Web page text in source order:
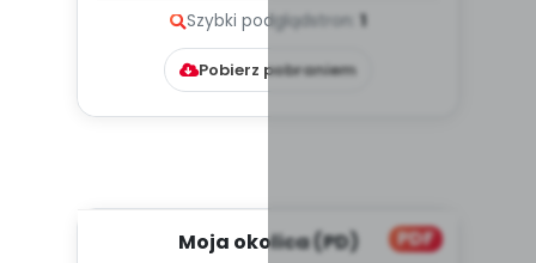
Szybki podgląd stron: 1
Pobierz pobraniem
PDF
Moja okolica (PD)